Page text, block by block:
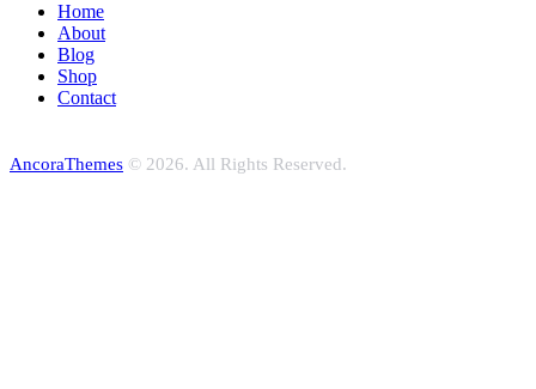
Home
About
Blog
Shop
Contact
AncoraThemes © 2026. All Rights Reserved.